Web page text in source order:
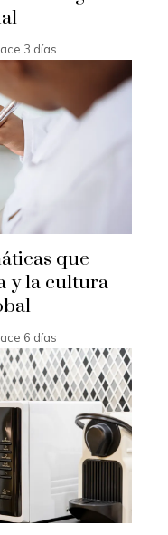
3 días
que
y la cultura
6 días